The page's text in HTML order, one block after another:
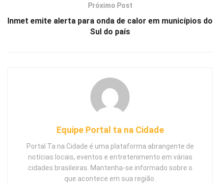
Próximo Post
Inmet emite alerta para onda de calor em municípios do
Sul do país
Equipe Portal ta na Cidade
Portal Ta na Cidade é uma plataforma abrangente de
notícias locais, eventos e entretenimento em várias
cidades brasileiras. Mantenha-se informado sobre o
que acontece em sua região.